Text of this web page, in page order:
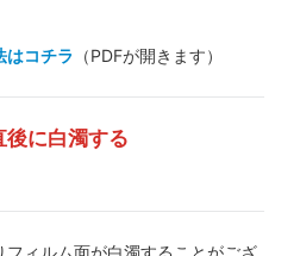
はコチラ （PDFが開きます）
後に白濁する
フィルム面が白濁することがござ